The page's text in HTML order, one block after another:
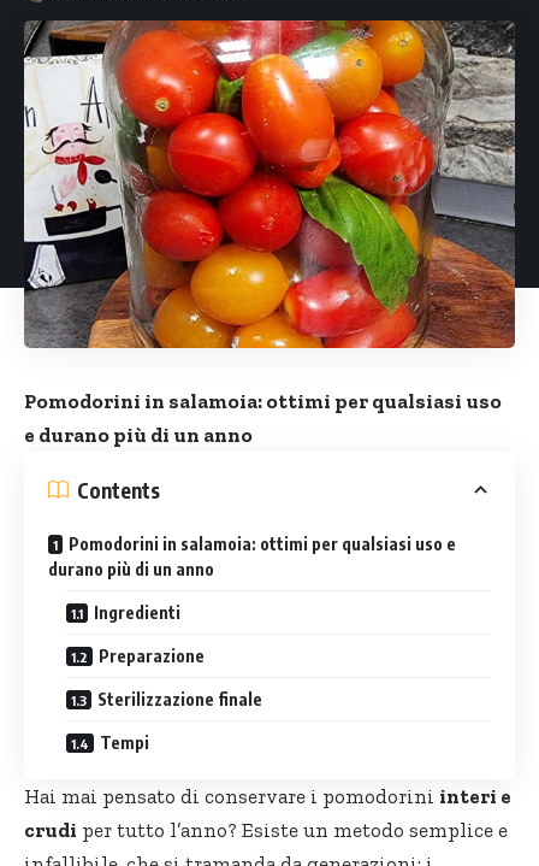
Pomodorini in salamoia: ottimi per qualsiasi uso
e durano più di un anno
Contents
Pomodorini in salamoia: ottimi per qualsiasi uso e
durano più di un anno
Ingredienti
Preparazione
Sterilizzazione finale
Tempi
Hai mai pensato di conservare i pomodorini interi e
crudi per tutto l’anno? Esiste un metodo semplice e